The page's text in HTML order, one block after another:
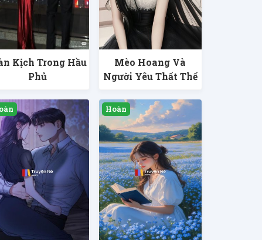
Kịch Trong Hầu
Phủ
Mèo Hoang Và
Người Yêu Thất Thế